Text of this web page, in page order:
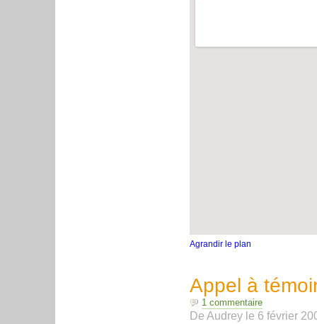
Agrandir le plan
Appel à
1 commentaire
De Audreyle 6 février